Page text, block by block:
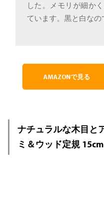
した。メモリが細か
ています。黒と白なの
AMAZONで見る
ナチュラルな木目と
ミ＆ウッド定規 15cm